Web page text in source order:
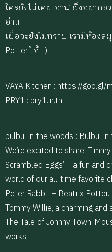
ใครยังไม่เคย ‘อ่าน’ ยิ่งอยาก
อ่าน
เผื่อจะยังไม่ทราบ เรามีห้องส
Potter ได้ : )
VAYA Kitchen : https://
PRY1 : pry1.in.th
bulbul in the woods : Bulbul
We’re excited to share
Scrambled Eggs’ – a fun and
world of our all-time favorite
Peter Rabbit – Beatrix Potter.
Tommy Willie, a charming
The Tale of Johnny Town-
works.